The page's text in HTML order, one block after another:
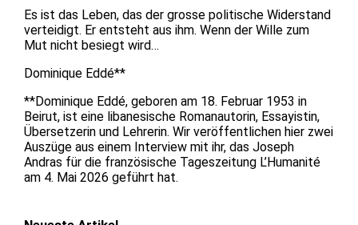
Es ist das Leben, das der grosse politische Widerstand
verteidigt. Er entsteht aus ihm. Wenn der Wille zum
Mut nicht besiegt wird…
Dominique Eddé**
**Dominique Eddé, geboren am 18. Februar 1953 in
Beirut, ist eine libanesische Romanautorin, Essayistin,
Übersetzerin und Lehrerin. Wir veröffentlichen hier zwei
Auszüge aus einem Interview mit ihr, das Joseph
Andras für die französische Tageszeitung L’Humanité
am 4. Mai 2026 geführt hat.